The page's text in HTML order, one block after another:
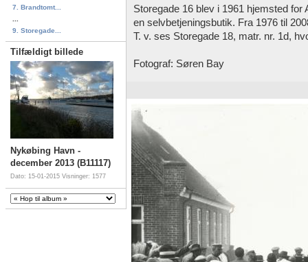
7. Brandtomt...
9. Storegade...
Tilfældigt billede
Nykøbing Havn -
december 2013 (B11117)
Dato: 15-01-2015 Visninger: 1577
Storegade 16 blev i 1961 hjemsted
en selvbetjeningsbutik. Fra 1976 til
T. v. ses Storegade 18, matr. nr. 1d,
Fotograf: Søren Bay